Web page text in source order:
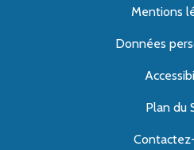
Mentions
Données
Plan du